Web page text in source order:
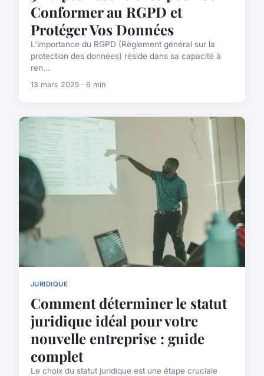
Conformer au RGPD et
Protéger Vos Données
L'importance du RGPD (Règlement général sur la
protection des données) réside dans sa capacité à
ren...
13 mars 2025 · 6 min
JURIDIQUE
Comment déterminer le statut
juridique idéal pour votre
nouvelle entreprise : guide
complet
Le choix du statut juridique est une étape cruciale